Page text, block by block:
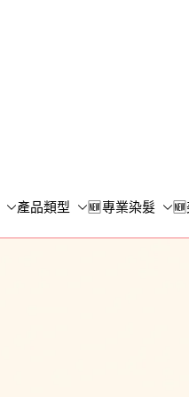
香港專業洗頭
產品類型 🆕專業染髮